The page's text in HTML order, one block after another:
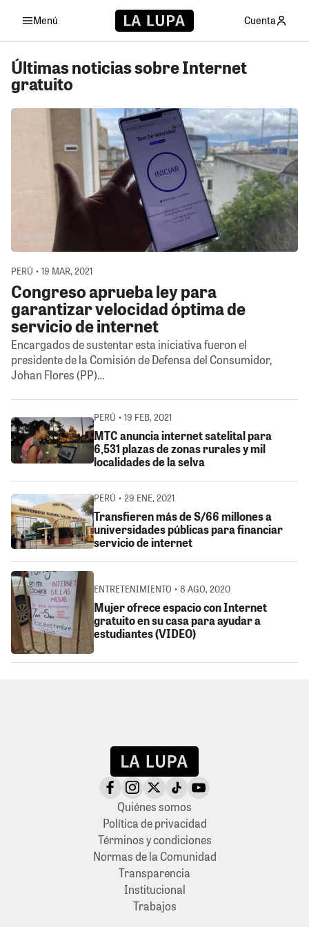
Menú Cuenta
Últimas noticias sobre Internet
gratuito
PERÚ • 19 MAR, 2021
Congreso aprueba ley para
garantizar velocidad óptima de
servicio de internet
Encargados de sustentar esta iniciativa fueron el
presidente de la Comisión de Defensa del Consumidor,
Johan Flores (PP)…
PERÚ • 19 FEB, 2021
MTC anuncia internet satelital para
6,531 plazas de zonas rurales y mil
localidades de la selva
PERÚ • 29 ENE, 2021
Transfieren más de S/66 millones a
universidades públicas para financiar
servicio de internet
ENTRETENIMIENTO • 8 AGO, 2020
Mujer ofrece espacio con Internet
gratuito en su casa para ayudar a
estudiantes (VIDEO)
Quiénes somos
Política de privacidad
Términos y condiciones
Normas de la Comunidad
Transparencia
Institucional
Trabajos